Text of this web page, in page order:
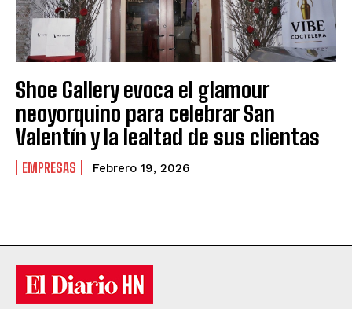
Shoe Gallery evoca el glamour
neoyorquino para celebrar San
Valentín y la lealtad de sus clientas
EMPRESAS Febrero 19, 2026